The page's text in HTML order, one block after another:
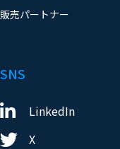
販売パートナー
SNS
LinkedIn
X